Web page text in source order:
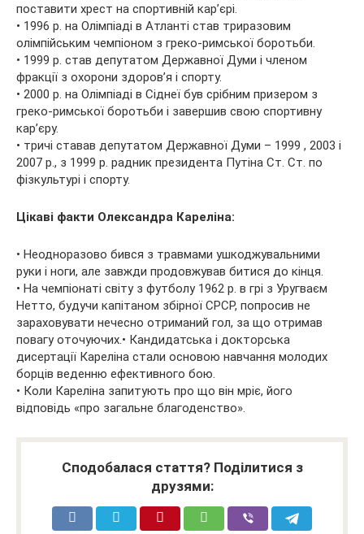
поставити хрест на спортивній кар’єрі.
• 1996 р. на Олімпіаді в Атланті став триразовим
олімпійським чемпіоном з греко-римської боротьби.
• 1999 р. став депутатом Державної Думи і членом
фракції з охорони здоров’я і спорту.
• 2000 р. на Олімпіаді в Сіднеї був срібним призером з
греко-римської боротьби і завершив свою спортивну
кар’єру.
• тричі ставав депутатом Державної Думи – 1999 , 2003 і
2007 р., з 1999 р. радник президента Путіна Ст. Ст. по
фізкультурі і спорту.
Цікаві факти Олександра Кареліна:
• Неодноразово бився з травмами ушкоджувальними
руки і ноги, але завжди продовжував битися до кінця.
• На чемпіонаті світу з футболу 1962 р. в грі з Уругваєм
Нетто, будучи капітаном збірної СРСР, попросив не
зараховувати нечесно отриманий гол, за що отримав
повагу оточуючих.• Кандидатська і докторська
дисертації Кареліна стали основою навчання молодих
борців веденню ефективного бою.
• Коли Кареліна запитують про що він мріє, його
відповідь «про загальне благоденство».
Сподобалася стаття? Поділитися з
друзями: